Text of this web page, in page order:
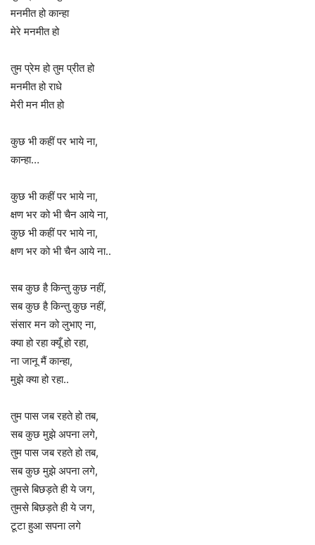
मनमीत हो कान्हा
मेरे मनमीत हो
तुम प्रेम हो तुम प्रीत हो
मनमीत हो राधे
मेरी मन मीत हो
कुछ भी कहीं पर भाये ना,
कान्हा…
कुछ भी कहीं पर भाये ना,
क्षण भर को भी चैन आये ना,
कुछ भी कहीं पर भाये ना,
क्षण भर को भी चैन आये ना..
सब कुछ है किन्तु कुछ नहीं,
सब कुछ है किन्तु कुछ नहीं,
संसार मन को लुभाए ना,
क्या हो रहा क्यूँ हो रहा,
ना जानू मैं कान्हा,
मुझे क्या हो रहा..
तुम पास जब रहते हो तब,
सब कुछ मुझे अपना लगे,
तुम पास जब रहते हो तब,
सब कुछ मुझे अपना लगे,
तुमसे बिछड़ते ही ये जग,
तुमसे बिछड़ते ही ये जग,
टूटा हुआ सपना लगे